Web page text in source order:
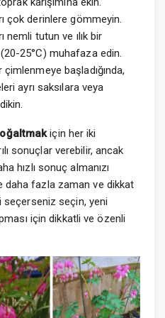
çok derinlere gömmeyin.
nemli tutun ve ılık bir
25°C) muhafaza edin.
başladığında,
ayrı saksılara veya
için her iki
sonuçlar verebilir, ancak
hızlı sonuç almanızı
daha fazla zaman ve dikkat
seçerseniz seçin, yeni
için dikkatli ve özenli